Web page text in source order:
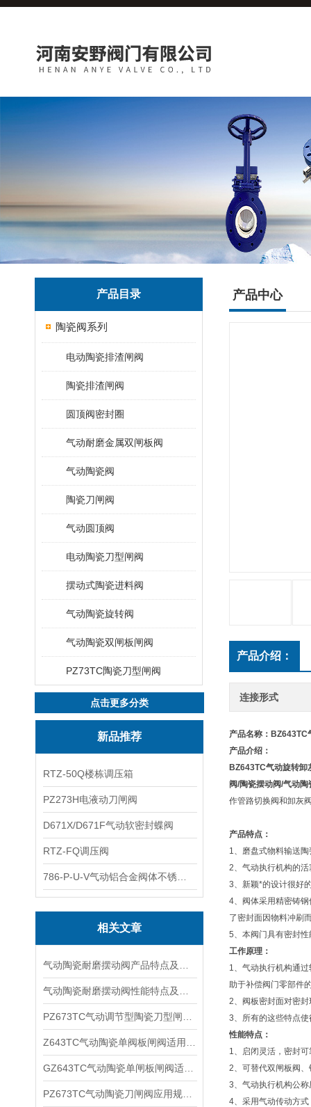
产品目录
陶瓷阀系列
电动陶瓷排渣闸阀
陶瓷排渣闸阀
圆顶阀密封圈
气动耐磨金属双闸板阀
气动陶瓷阀
陶瓷刀闸阀
气动圆顶阀
电动陶瓷刀型闸阀
摆动式陶瓷进料阀
气动陶瓷旋转阀
气动陶瓷双闸板闸阀
PZ73TC陶瓷刀型闸阀
点击更多分类
新品推荐
RTZ-50Q楼栋调压箱
PZ273H电液动刀闸阀
D671X/D671F气动软密封蝶阀
RTZ-FQ调压阀
相关文章
产品中心
产品介绍：
连接形式
产品名称： BZ643TC
产品介绍：
BZ643TC气动旋转卸
阀/陶瓷摆动阀/气动陶
作管路切换阀和卸灰
产品特点：
1、磨盘式物料输送
2、气动执行机构的
3、新颖*的设计很好
4、阀体采用精密铸
了密封面因物料冲刷
5、本阀门具有密封
工作原理：
1、气动执行机构通
助于补偿阀门零部件
2、阀板密封面对密
3、所有的这些特点
性能特点：
1、启闭灵活，密封可
2、可替代双闸板阀
3、气动执行机构公
4、采用气动传动方